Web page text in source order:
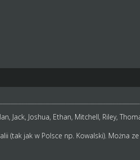
Jack, Joshua, Ethan, Mitchell, Riley,
(tak jak w Polsce np. Kowalski). Można